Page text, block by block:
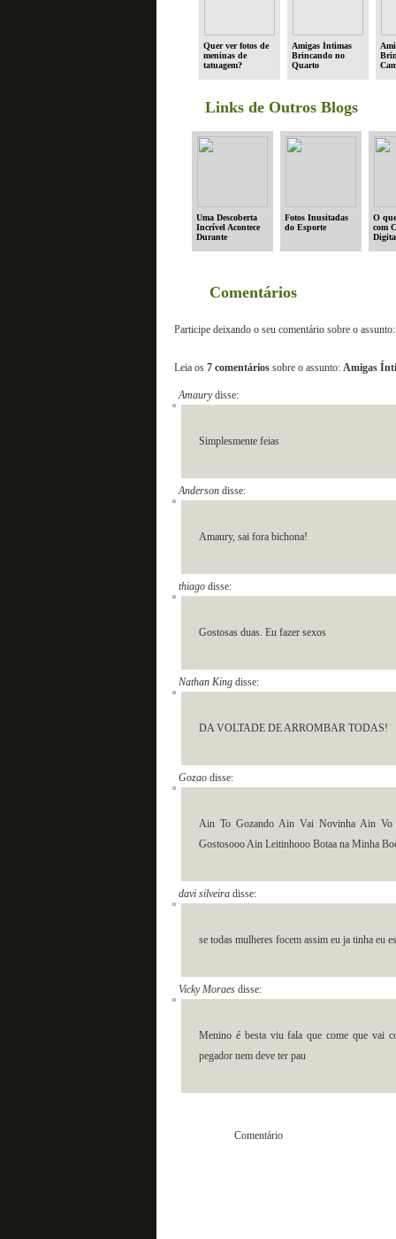
Quer ver fotos de
meninas de
tatuagem?
Amigas Íntimas
Brincando no
Quarto
Links de Outros Blogs
Uma Descoberta
Incrível Acontece
Durante
Fotos Inusitadas
do Esporte
O
com
Comentários
Participe deixando o seu comentário sobre o assunto:
Leia os 7 comentários sobre o assunto: Amigas
Amaury disse:
Simplesmente feias
Anderson disse:
Amaury, sai fora bichona!
thiago disse:
Gostosas duas. Eu fazer sexos
Nathan King disse:
DA VOLTADE DE ARROMBAR TODAS!
Gozao disse:
Ain To Gozando Ain Vai Novinha Ain Vo
Gostosooo Ain Leitinhooo Botaa na Minha
davi silveira disse:
se todas mulheres focem assim eu ja tinha eu
Vicky Moraes disse:
Menino é besta viu fala que come que vai
pegador nem deve ter pau